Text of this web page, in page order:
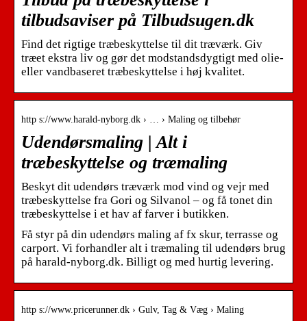
tilbudsaviser på Tilbudsugen.dk
Find det rigtige træbeskyttelse til dit træværk. Giv
træet ekstra liv og gør det modstandsdygtigt med olie-
eller vandbaseret træbeskyttelse i høj kvalitet.
http s://www.harald-nyborg.dk › … › Maling og tilbehør
Udendørsmaling | Alt i
træbeskyttelse og træmaling
Beskyt dit udendørs træværk mod vind og vejr med
træbeskyttelse fra Gori og Silvanol – og få tonet din
træbeskyttelse i et hav af farver i butikken.
Få styr på din udendørs maling af fx skur, terrasse og
carport. Vi forhandler alt i træmaling til udendørs brug
på harald-nyborg.dk. Billigt og med hurtig levering.
http s://www.pricerunner.dk › Gulv, Tag & Væg › Maling